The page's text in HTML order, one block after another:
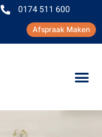
0174 511 600
Afspraak Maken